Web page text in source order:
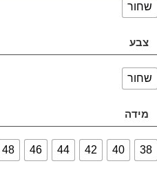
שחור
צבע
שחור
מידה
38
40
42
44
46
48